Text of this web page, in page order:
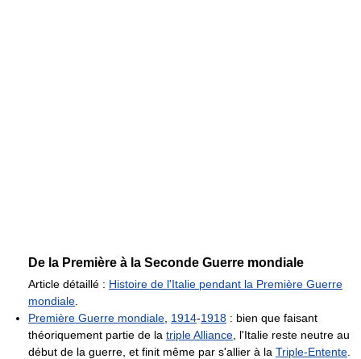
De la Première à la Seconde Guerre mondiale
Article détaillé : Histoire de l'Italie pendant la Première Guerre
mondiale
Première Guerre mondiale 1914-1918 : bien que faisant
théoriquement partie de la triple Alliance , l'Italie reste neutre au
début de la guerre, et finit même par s'allier à la Triple-Entente